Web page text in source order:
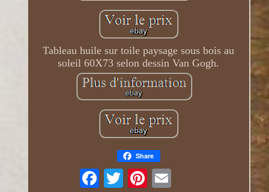
Tableau huile sur toile paysage sous bois au
soleil 60X73 selon dessin Van Gogh.
Share